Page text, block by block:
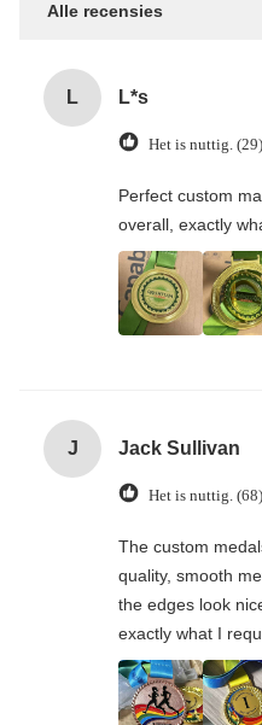
Alle recensies
L L*s
Het is nuttig. (29)
Perfect custom
overall, exactly
J Jack Sullivan
Het is nuttig. (68)
The custom
quality, smooth
the edges look
exactly what I
communication.